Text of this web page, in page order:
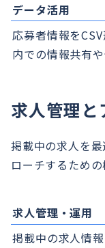
データ活用
応募者情報を
内での情報共有
求人管理
掲載中の求人を
ローチするための
求人管理・運用
掲載中の求人情